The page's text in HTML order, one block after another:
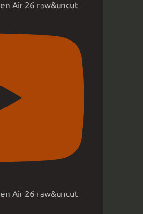
Air 26 raw&uncut
Air 26 raw&uncut